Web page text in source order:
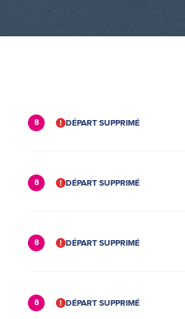
8 DÉPART SUPPRIMÉ
8 DÉPART SUPPRIMÉ
8 DÉPART SUPPRIMÉ
8 DÉPART SUPPRIMÉ